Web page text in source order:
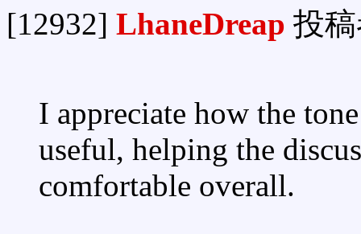
[12932] LhaneDreap 投
I appreciate how the
useful, helping the
comfortable overall.